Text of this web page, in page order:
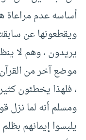
أساسه عدم مراعاة
ويقطعونها عن
يريدون ، وهم لا
موضع آخر من
، فلهذا يخطئون
ومسلم أنه لما نزل
يلبسوا إيمانهم